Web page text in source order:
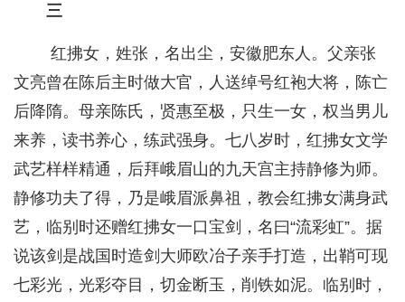
三
红拂女，姓张，名出尘，安徽肥东人。父亲张
文亮曾在陈后主时做大官，人送绰号红袍大将，陈亡
后降隋。母亲陈氏，贤惠至极，只生一女，权当男儿
来养，读书养心，练武强身。七八岁时，红拂女文学
武艺样样精通，后拜峨眉山的九天宫主持静修为师。
静修功夫了得，乃是峨眉派鼻祖，教会红拂女满身武
艺，临别时还赠红拂女一口宝剑，名曰“流彩虹”。据
说该剑是战国时造剑大师欧冶子亲手打造，出鞘可现
七彩光，光彩夺目，切金断玉，削铁如泥。临别时，